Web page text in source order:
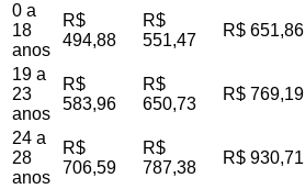
0 a
18
anos
R$
494,88
R$
551,47
R$ 651,86
19 a
23
anos
R$
583,96
R$
650,73
R$ 769,19
24 a
28
anos
R$
706,59
R$
787,38
R$ 930,71